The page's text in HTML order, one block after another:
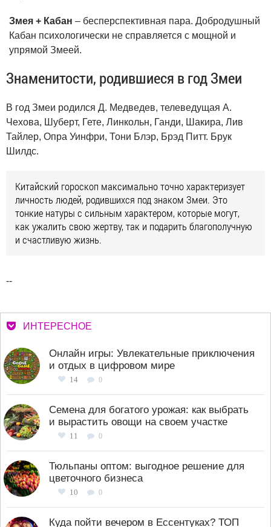
Змея + Кабан – бесперспективная пара. Добродушный
Кабан психологически не справляется с мощной и
упрямой Змеей.
Знаменитости, родившиеся в год Змеи
В год Змеи родился Д. Медведев, телеведущая А.
Чехова, Шуберт, Гете, Линкольн, Ганди, Шакира, Лив
Тайлер, Опра Уинфри, Тони Блэр, Брэд Питт. Брук
Шилдс.
Китайский гороскоп максимально точно характеризует
личность людей, родившихся под знаком Змеи. Это
тонкие натуры с сильным характером, которые могут,
как ужалить свою жертву, так и подарить благополучную
и счастливую жизнь.
--
ИНТЕРЕСНОЕ
Онлайн игры: Увлекательные приключения
и отдых в цифровом мире
14 0
Семена для богатого урожая: как выбрать
и вырастить овощи на своем участке
11 0
Тюльпаны оптом: выгодное решение для
цветочного бизнеса
10 0
Куда пойти вечером в Ессентуках? ТОП